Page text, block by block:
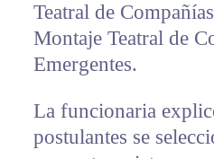
Teatral de
Montaje Teatral de
Emergentes.
La funcionaria
postulantes se